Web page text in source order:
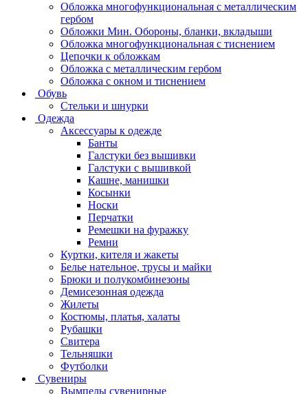
Обложка многофункциональная с металлическим
гербом
Обложки Мин. Обороны, бланки, вкладыши
Обложка многофункциональная с тиснением
Цепочки к обложкам
Обложка с металлическим гербом
Обложка с окном и тиснением
Обувь
Стельки и шнурки
Одежда
Аксессуары к одежде
Банты
Галстуки без вышивки
Галстуки с вышивкой
Кашне, манишки
Косынки
Носки
Перчатки
Ремешки на фуражку
Ремни
Куртки, кителя и жакеты
Белье нательное, трусы и майки
Брюки и полукомбинезоны
Демисезонная одежда
Жилеты
Костюмы, платья, халаты
Рубашки
Свитера
Тельняшки
Футболки
Сувениры
Вымпелы сувенирные